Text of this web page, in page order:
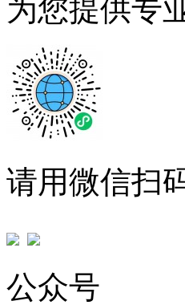
为您提供专
请用微信扫
公众号